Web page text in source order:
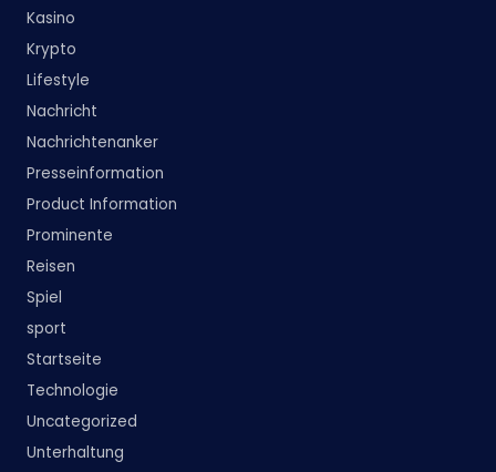
Kasino
Krypto
Lifestyle
Nachricht
Nachrichtenanker
Presseinformation
Product Information
Prominente
Reisen
Spiel
sport
Startseite
Technologie
Uncategorized
Unterhaltung